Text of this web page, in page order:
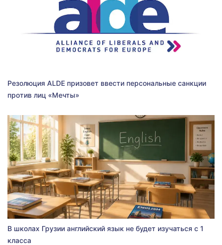
Резолюция ALDE призовет ввести персональные санкции
против лиц «Мечты»
В школах Грузии английский язык не будет изучаться с 1
класса